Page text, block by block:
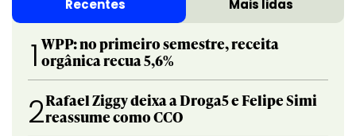
Recentes Mais lidas
1 WPP: no primeiro semestre, receita
orgânica recua 5,6%
2Rafael Ziggy deixa a Droga5 e Felipe Simi
reassume como CCO